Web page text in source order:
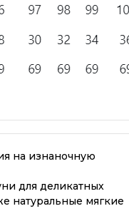
на изнаночную
для деликатных
натуральные мягкие